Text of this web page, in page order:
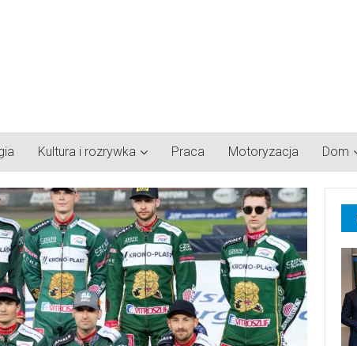
Kultura i rozrywka Praca Motoryzacja Dom